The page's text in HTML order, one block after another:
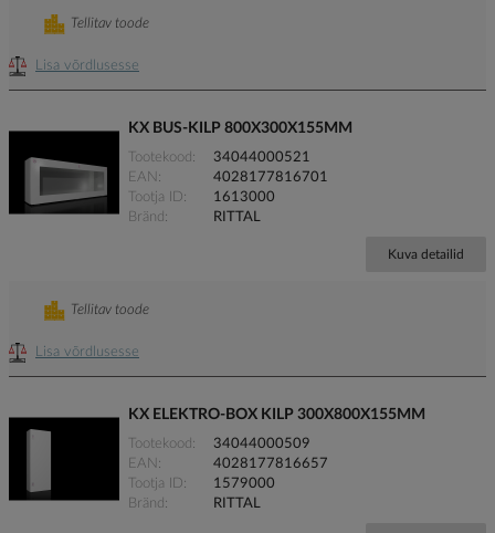
Lisa võrdlusesse
Tellitav toode
KX BUS-KILP 800X300X155MM
Tootekood
34044000521
EAN
4028177816701
Tootja ID
1613000
Bränd
RITTAL
Kuva detailid
Lisa võrdlusesse
Tellitav toode
KX ELEKTRO-BOX KILP 300X800X155MM
Tootekood
34044000509
EAN
4028177816657
Tootja ID
1579000
Bränd
RITTAL